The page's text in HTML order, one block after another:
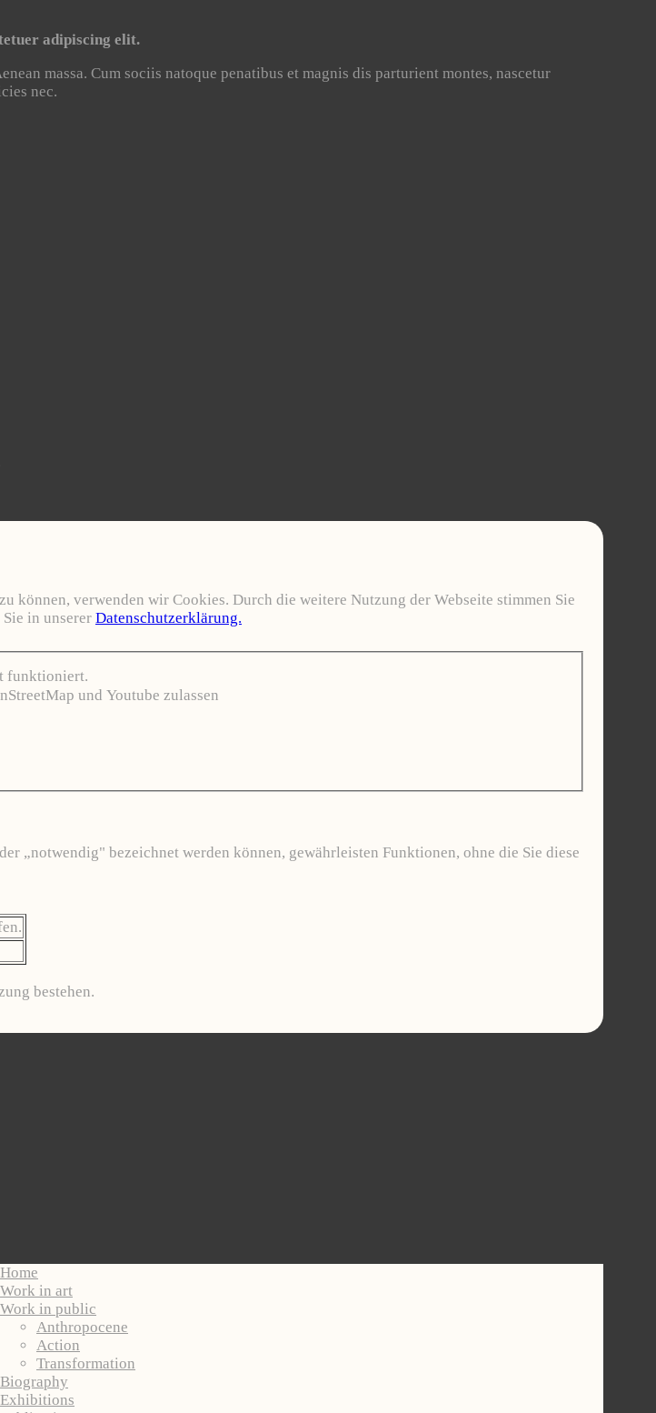
adipiscing elit.
massa. Cum sociis natoque penatibus et magnis dis parturient montes, nascetur
nec.
können, verwenden wir Cookies. Durch die weitere Nutzung der Webseite stimmen Sie
in unserer Datenschutzerklärung.
funktioniert.
und Youtube zulassen
„notwendig" bezeichnet werden können, gewährleisten Funktionen, ohne die Sie diese
bestehen.
Home
Work in art
Work in public
Anthropocene
Action
Transformation
Biography
Exhibitions